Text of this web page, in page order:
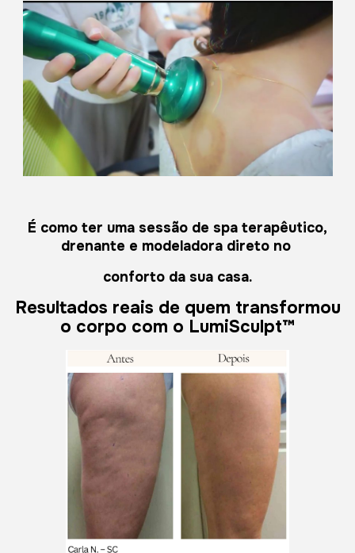
É como ter uma sessão de spa terapêutico,
drenante e modeladora direto no
conforto da sua casa.
Resultados reais de quem transformou
o corpo com o LumiSculpt™